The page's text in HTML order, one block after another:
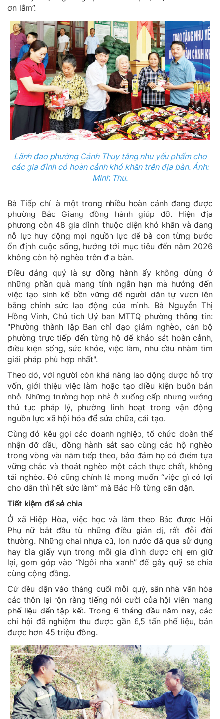
ơn lắm”.
Lãnh đạo phường Cảnh Thụy tặng nhu yếu phẩm cho
các gia đình có hoàn cảnh khó khăn trên địa bàn. Ảnh:
Minh Thu.
Bà Tiếp chỉ là một trong nhiều hoàn cảnh đang được
phường Bắc Giang đồng hành giúp đỡ. Hiện địa
phương còn 48 gia đình thuộc diện khó khăn và đang
nỗ lực huy động mọi nguồn lực để bà con từng bước
ổn định cuộc sống, hướng tới mục tiêu đến năm 2026
không còn hộ nghèo trên địa bàn.
Điều đáng quý là sự đồng hành ấy không dừng ở
những phần quà mang tính ngắn hạn mà hướng đến
việc tạo sinh kế bền vững để người dân tự vươn lên
bằng chính sức lao động của mình. Bà Nguyễn Thị
Hồng Vinh, Chủ tịch Uỷ ban MTTQ phường thông tin:
"Phường thành lập Ban chỉ đạo giảm nghèo, cán bộ
phường trực tiếp đến từng hộ để khảo sát hoàn cảnh,
điều kiện sống, sức khỏe, việc làm, nhu cầu nhằm tìm
giải pháp phù hợp nhất".
Theo đó, với người còn khả năng lao động được hỗ trợ
vốn, giới thiệu việc làm hoặc tạo điều kiện buôn bán
nhỏ. Những trường hợp nhà ở xuống cấp nhưng vướng
thủ tục pháp lý, phường linh hoạt trong vận động
nguồn lực xã hội hóa để sửa chữa, cải tạo.
Cùng đó kêu gọi các doanh nghiệp, tổ chức đoàn thể
nhận đỡ đầu, đồng hành sát sao cùng các hộ nghèo
trong vòng vài năm tiếp theo, bảo đảm họ có điểm tựa
vững chắc và thoát nghèo một cách thực chất, không
tái nghèo. Đó cũng chính là mong muốn “việc gì có lợi
cho dân thì hết sức làm” mà Bác Hồ từng căn dặn.
Tiết kiệm để sẻ chia
Ở xã Hiệp Hòa, việc học và làm theo Bác được Hội
Phụ nữ bắt đầu từ những điều giản dị, rất đỗi đời
thường. Những chai nhựa cũ, lon nước đã qua sử dụng
hay bìa giấy vụn trong mỗi gia đình được chị em giữ
lại, gom góp vào “Ngôi nhà xanh” để gây quỹ sẻ chia
cùng cộng đồng.
Cứ đều đặn vào tháng cuối mỗi quý, sân nhà văn hóa
các thôn lại rộn ràng tiếng nói cười của hội viên mang
phế liệu đến tập kết. Trong 6 tháng đầu năm nay, các
chi hội đã nghiệm thu được gần 6,5 tấn phế liệu, bán
được hơn 45 triệu đồng.